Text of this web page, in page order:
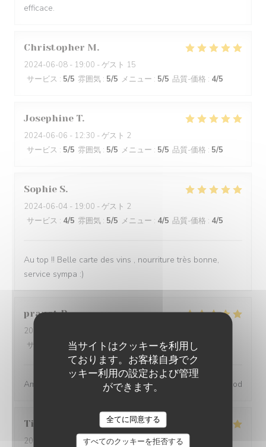
当サイトはクッキーを利用し
ております。お客様自身でク
ッキー利用の設定および管理
ができます。
全てに同意する
すべてのクッキーを拒否する
efficace.
Christopher M
2024-06-08 - 19:00 - ゲスト 15
サービス : 5/5 雰囲気 : 5/5 メニュー : 5/5 品質-価格 : 4/5
Josephine T
2024-06-06 - 12:30 - ゲスト 2
サービス : 5/5 雰囲気 : 5/5 メニュー : 5/5 品質-価格 : 5/5
Sophie S
2024-06-04 - 19:00 - ゲスト 2
サービス : 4/5 雰囲気 : 5/5 メニュー : 4/5 品質-価格 : 4/5
Au top !! Belle carte des vins , nourriture très bonne,
service sympa :)
pranat P
2024-06-06
サービス
/5 雰囲気 : 5/5 メニュー:5/5 品質-価格
Amazing place, excellent service and great wine and food
Tiphaine
2024-05-31
- 20:30 - ゲスト 2